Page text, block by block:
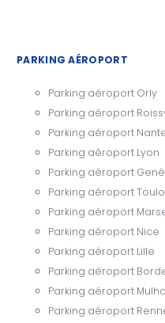
PARKING AÉROPORT
Parking aéroport Orly
Parking aéroport
Parking aéroport
Parking aéroport Lyon
Parking aéroport
Parking aéroport
Parking aéroport
Parking aéroport Nice
Parking aéroport Lille
Parking aéroport
Parking aéroport
Parking aéroport